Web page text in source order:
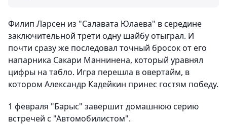
Филип Ларсен из "Салавата Юлаева" в середине
заключительной трети одну шайбу отыграл. И
почти сразу же последовал точный бросок от его
напарника Сакари Маннинена, который уравнял
цифры на табло. Игра перешла в овертайм, в
котором Александр Кадейкин принес гостям победу.
1 февраля "Барыс" завершит домашнюю серию
встречей с "Автомобилистом".